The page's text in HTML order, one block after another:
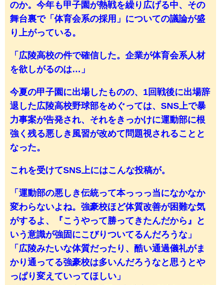
のか。今年も甲子園が熱戦を繰り広げる中、その
舞台裏で「体育会系の採用」についての議論が盛
り上がっている。
「広陵高校の件で確信した。企業が体育会系人材
を欲しがるのは…」
今夏の甲子園に出場したものの、1回戦後に出場辞
退した広陵高校野球部をめぐっては、SNS上で暴
力事案が告発され、それをきっかけに運動部に根
強く残る悪しき風習が改めて問題視されることと
なった。
これを受けてSNS上にはこんな投稿が。
「運動部の悪しき伝統って本っっっ当になかなか
変わらないよね。強豪校ほど体質改善が困難な気
がするよ、『こうやって勝ってきたんだから』と
いう意識が強固にこびりついてるんだろうな」
「広陵みたいな体質だったり、酷い通過儀礼がま
かり通ってる強豪校は多いんだろうなと思うとや
っぱり変えていってほしい」